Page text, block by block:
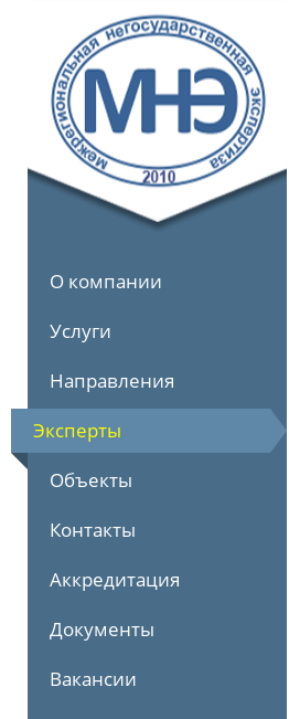
О компании
Услуги
Направления
Эксперты
Объекты
Контакты
Аккредитация
Документы
Вакансии